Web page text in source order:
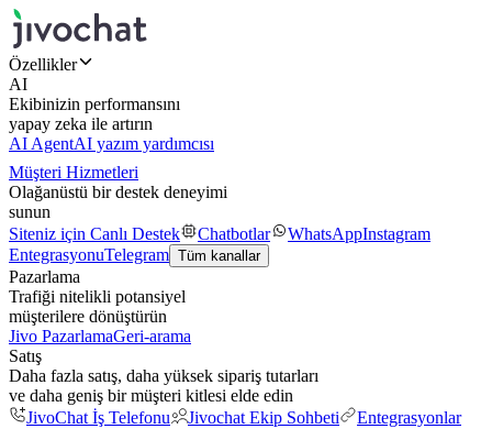
Özellikler
AI
Ekibinizin performansını
yapay zeka ile artırın
AI AgentAI yazım yardımcısı
Müşteri Hizmetleri
Olağanüstü bir destek deneyimi
sunun
Siteniz için Canlı Destek
Chatbotlar WhatsAppInstagram
EntegrasyonuTelegram Tüm kanallar
Pazarlama
Trafiği nitelikli potansiyel
müşterilere dönüştürün
Jivo PazarlamaGeri-arama
Satış
Daha fazla satış, daha yüksek sipariş tutarları
ve daha geniş bir müşteri kitlesi elde edin
JivoChat İş Telefonu
Jivochat Ekip Sohbeti
Entegrasyonlar